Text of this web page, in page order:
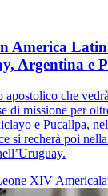
America
Argentina e
che
di missione per
e Pucallpa,
si recherà poi
XIV